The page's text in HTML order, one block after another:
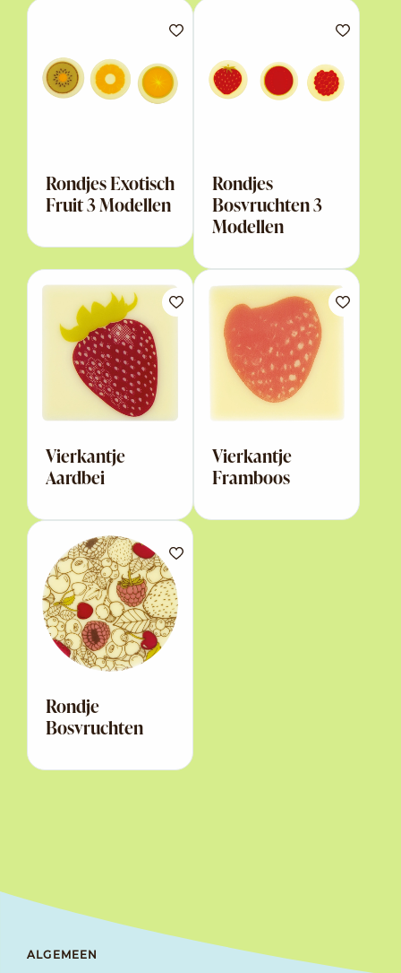
Rondjes Exotisch
Fruit 3 Modellen
Rondjes
Bosvruchten 3
Modellen
Vierkantje
Aardbei
Vierkantje
Framboos
Rondje
Bosvruchten
ALGEMEEN